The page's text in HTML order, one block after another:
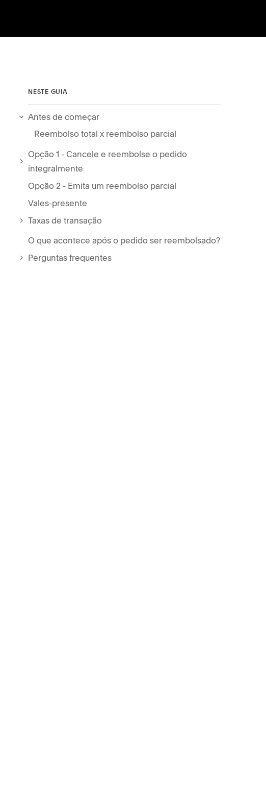
NESTE GUIA
Antes de começar
Reembolso total x reembolso parcial
Opção 1 - Cancele e reembolse o pedido
integralmente
Opção 2 - Emita um reembolso parcial
Vales-presente
Taxas de transação
O que acontece após o pedido ser reembolsado?
Perguntas frequentes